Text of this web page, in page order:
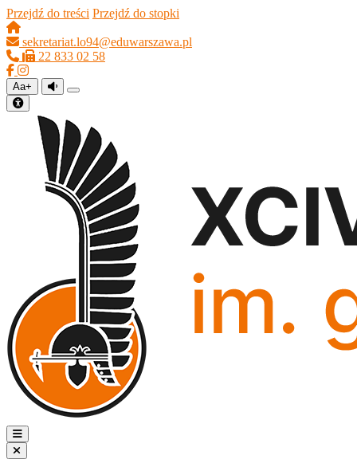
Przejdź do treści Przejdź do stopki
sekretariat.lo94@eduwarszawa.pl
22 833 02 58
Aa+